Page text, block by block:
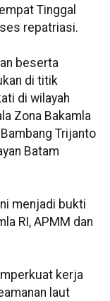
Tinggal
repatriasi.
beserta
di titik
di wilayah
Zona Bakamla
Trijanto
Batam
menjadi bukti
RI, APMM dan
kerja
laut